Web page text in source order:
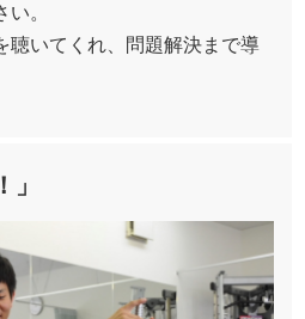
。
聴いてくれ、問題解決まで導
」